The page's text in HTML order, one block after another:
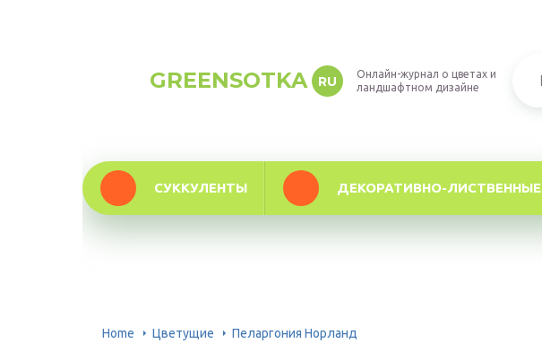
GREENSOTKA RU
Онлайн-журнал о цветах и
ландшафтном дизайне
СУККУЛЕНТЫ ДЕКОРАТИВНО-ЛИСТВЕННЫЕ
Home Цветущие Пеларгония Норланд